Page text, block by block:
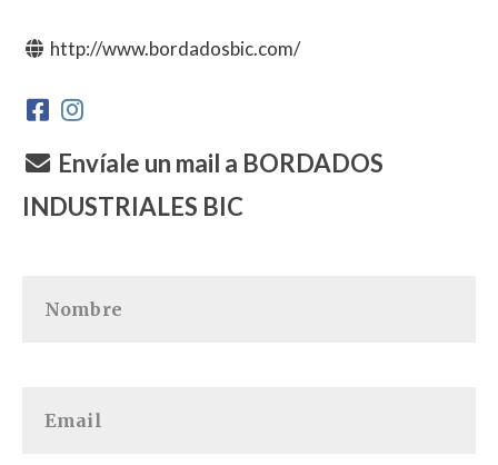
http://www.bordadosbic.com/
Envíale un mail a BORDADOS
INDUSTRIALES BIC